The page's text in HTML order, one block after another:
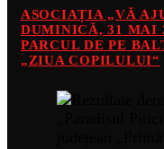
ASOCIAȚIA „VĂ
DUMINICĂ, 31 MAI
PARCUL DE PE
„ZIUA COPILULUI“